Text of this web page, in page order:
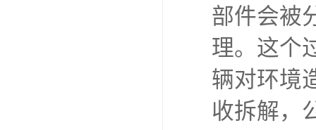
部件会被
理。这个
辆对环境
收拆解，